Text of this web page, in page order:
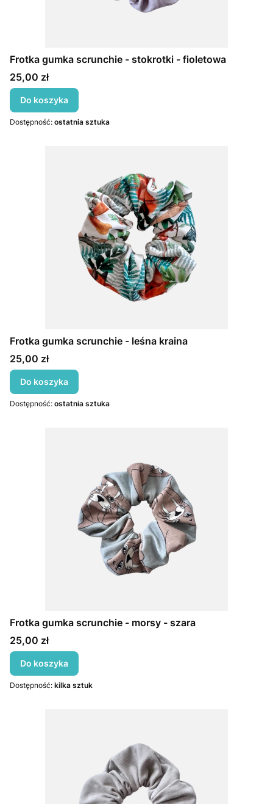
Frotka gumka scrunchie - stokrotki - fioletowa
Cena
25,00 zł
Do koszyka
Dostępność: ostatnia sztuka
Frotka gumka scrunchie - leśna kraina
Cena
25,00 zł
Do koszyka
Dostępność: ostatnia sztuka
Frotka gumka scrunchie - morsy - szara
Cena
25,00 zł
Do koszyka
Dostępność: kilka sztuk